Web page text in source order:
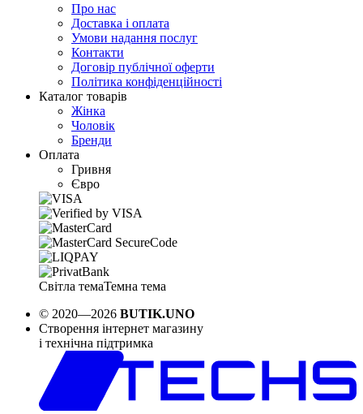
Про нас
Доставка і оплата
Умови надання послуг
Контакти
Договір публічної оферти
Політика конфіденційності
Каталог товарів
Жінка
Чоловік
Бренди
Оплата
Гривня
Євро
Світла темаТемна тема
© 2020—2026 BUTIK.UNO
Створення інтернет магазину
і технічна підтримка